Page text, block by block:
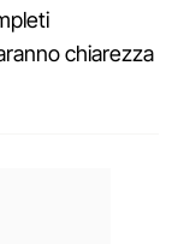
chiarezza